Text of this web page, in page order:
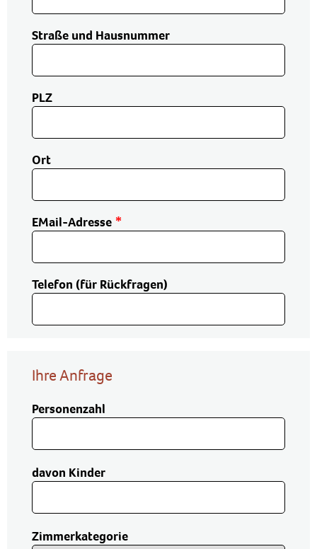
Straße und Hausnummer
PLZ
Ort
EMail-Adresse
Telefon (für Rückfragen)
Ihre Anfrage
Personenzahl
davon Kinder
Zimmerkategorie